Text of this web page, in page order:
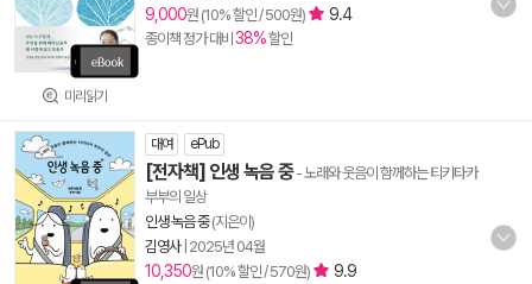
미리읽기
9,000원 (10% 할인 / 500원) 9.4
종이책 정가 대비 38%할인
대여 ePub
[전자책] 인생 녹음 중- 노래와 웃음이 함께하는 티키타카
부부의 일상
인생 녹음 중(지은이)
김영사| 2025년 04월
10,350원 (10% 할인 / 570원) 9.9